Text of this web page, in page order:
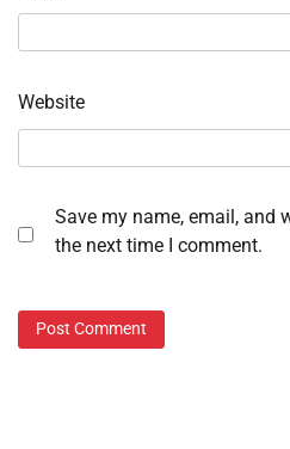
Website
Save my name, email, and
the next time I comment.